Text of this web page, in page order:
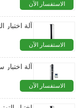
الاستفسار الآن
آلة اختبار
الاستفسار الآن
آلة
الاستفسار الآن